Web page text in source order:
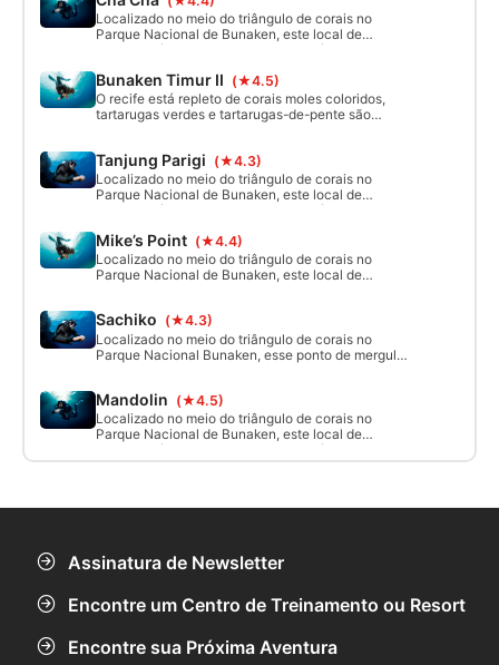
autônomo e snorkeling também.
Localizado no meio do triângulo de corais no
Parque Nacional de Bunaken, este local de
mergulho é um muro de mergulho próspero com
mais! Perfeito para mergulho livre, mergulho
autônomo e snorkeling também.
Bunaken Timur II (★4.5)
O recife está repleto de corais moles coloridos,
tartarugas verdes e tartarugas-de-pente são
Tanjung Parigi (★4.3)
Localizado no meio do triângulo de corais no
Parque Nacional de Bunaken, este local de
mergulho é um muro de mergulho próspero com
mais! Perfeito para mergulho livre, mergulho
autônomo e snorkeling também.
Mike’s Point (★4.4)
Localizado no meio do triângulo de corais no
Parque Nacional de Bunaken, este local de
local perfeito para mergulho livre, mergulho
autônomo e snorkeling.
Sachiko (★4.3)
Localizado no meio do triângulo de corais no
Parque Nacional Bunaken, esse ponto de mergulho
para mergulho livre, mergulho autônomo e
mergulho com snorkel também.
Mandolin (★4.5)
Localizado no meio do triângulo de corais no
Parque Nacional de Bunaken, este local de
mergulho é um muro de mergulho próspero com
vida marinha como belos corais, esponjas, e muito
Assinatura de Newsletter
Encontre um Centro de Treinamento ou Resort
Encontre sua Próxima Aventura